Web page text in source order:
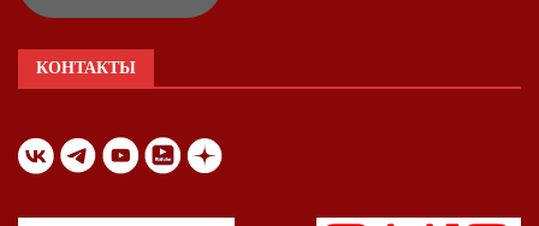
КОНТАКТЫ